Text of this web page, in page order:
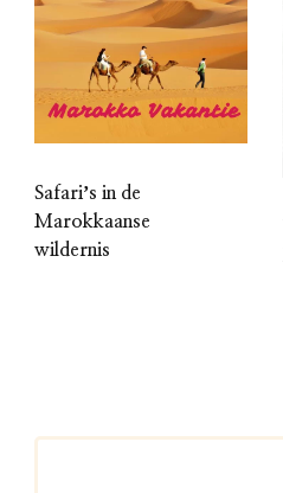
Safariʼs in de
Marokkaanse
wildernis